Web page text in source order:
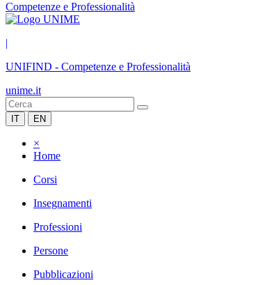
Competenze e Professionalità
|
UNIFIND - Competenze e Professionalità
unime.it
IT EN
×
Home
Corsi
Insegnamenti
Professioni
Persone
Pubblicazioni